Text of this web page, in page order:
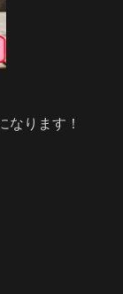
なります！